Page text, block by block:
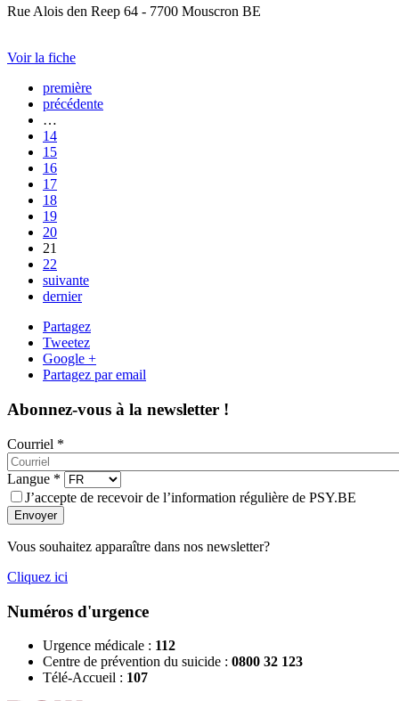
Rue Alois den Reep 64 - 7700 Mouscron BE
Voir la fiche
première
précédente
…
14
15
16
17
18
19
20
21
22
suivante
dernier
Partagez
Tweetez
Google +
Partagez par email
Abonnez-vous à la newsletter !
Courriel *
Langue *
J’accepte de recevoir de l’information régulière de PSY.BE
Envoyer
Vous souhaitez apparaître dans nos newsletter?
Cliquez ici
Numéros d'urgence
Urgence médicale : 112
Centre de prévention du suicide : 0800 32 123
Télé-Accueil : 107